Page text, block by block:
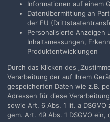
Zur Themenübersicht
Filmvorführer.de via
Sprache
Informationen auf einem
Datenübermittlung an
der EU
Personalisierte Anzeigen
Inhaltsmessungen,
Produktentwicklungen
Durch das Klicken des
Verarbeitung der auf Ihrem
gespeicherten Daten wie z.B.
Adressen für diese
sowie Art. 6 Abs. 1 lit. a
gem. Art. 49 Abs. 1 DSGVO ein,